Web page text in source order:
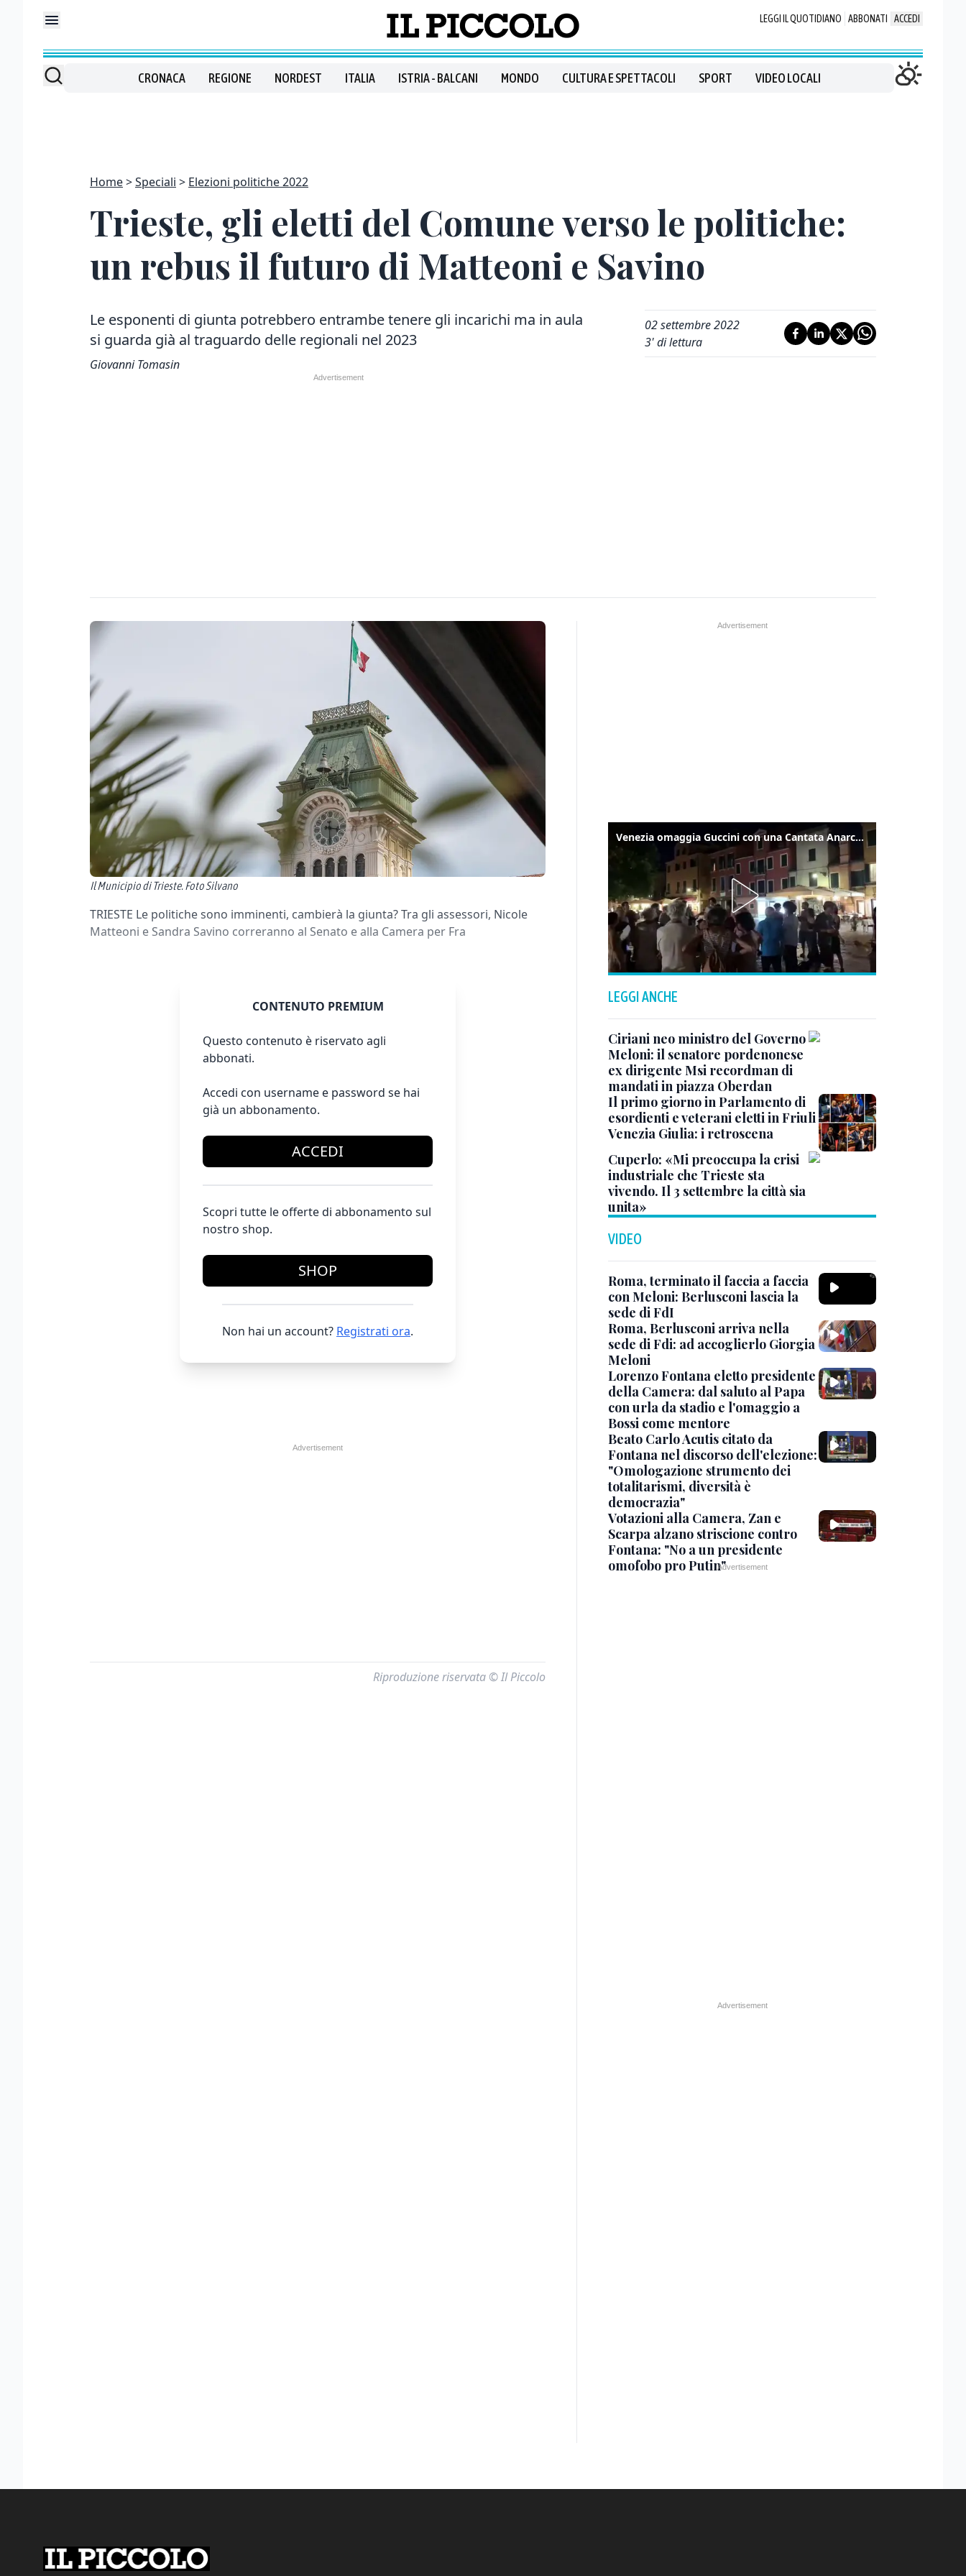
LEGGI IL QUOTIDIANO ABBONATI ACCEDI
CRONACA REGIONE NORDEST ITALIA ISTRIA - BALCANI MONDO CULTURA E SPETTACOLI SPORT VIDEO LOCALI
Home Speciali Elezioni politiche 2022
Trieste, gli eletti del Comune verso le politiche:
un rebus il futuro di Matteoni e Savino
Le esponenti di giunta potrebbero entrambe tenere gli incarichi ma in aula
si guarda già al traguardo delle regionali nel 2023
Giovanni Tomasin
02 settembre 2022
3' di lettura
Il Municipio di Trieste. Foto Silvano
TRIESTE Le politiche sono imminenti, cambierà la giunta? Tra gli assessori, Nicole
Matteoni e Sandra Savino correranno al Senato e alla Camera per Fra
CONTENUTO PREMIUM
Questo contenuto è riservato agli
abbonati.
Accedi con username e password se hai
già un abbonamento.
ACCEDI
Scopri tutte le offerte di abbonamento sul
nostro shop.
SHOP
Non hai un account? Registrati ora.
Riproduzione riservata © Il Piccolo
Venezia omaggia Guccini con una Cantata Anarchica in campo Santa Margherita
LEGGI ANCHE
Ciriani neo ministro del Governo
Meloni: il senatore pordenonese
ex dirigente Msi recordman di
mandati in piazza Oberdan
Il primo giorno in Parlamento di
esordienti e veterani eletti in Friuli
Venezia Giulia: i retroscena
Cuperlo: «Mi preoccupa la crisi
industriale che Trieste sta
vivendo. Il 3 settembre la città sia
unita»
VIDEO
Roma, terminato il faccia a faccia
con Meloni: Berlusconi lascia la
sede di FdI
Roma, Berlusconi arriva nella
sede di Fdi: ad accoglierlo Giorgia
Meloni
Lorenzo Fontana eletto presidente
della Camera: dal saluto al Papa
con urla da stadio e l'omaggio a
Bossi come mentore
Beato Carlo Acutis citato da
Fontana nel discorso dell'elezione:
"Omologazione strumento dei
totalitarismi, diversità è
democrazia"
Votazioni alla Camera, Zan e
Scarpa alzano striscione contro
Fontana: "No a un presidente
omofobo pro Putin"